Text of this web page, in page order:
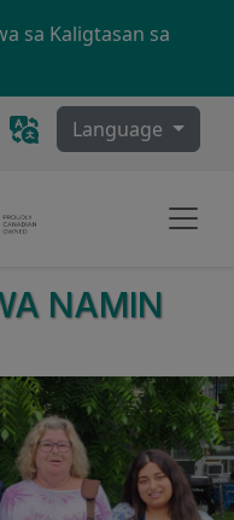
sa Kaligtasan sa
Language
NAMIN